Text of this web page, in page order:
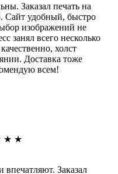
Заказал печать на
Сайт удобный, быстро
изображений не
занял всего несколько
холст
Доставка тоже
всем!
★ ★
Заказал